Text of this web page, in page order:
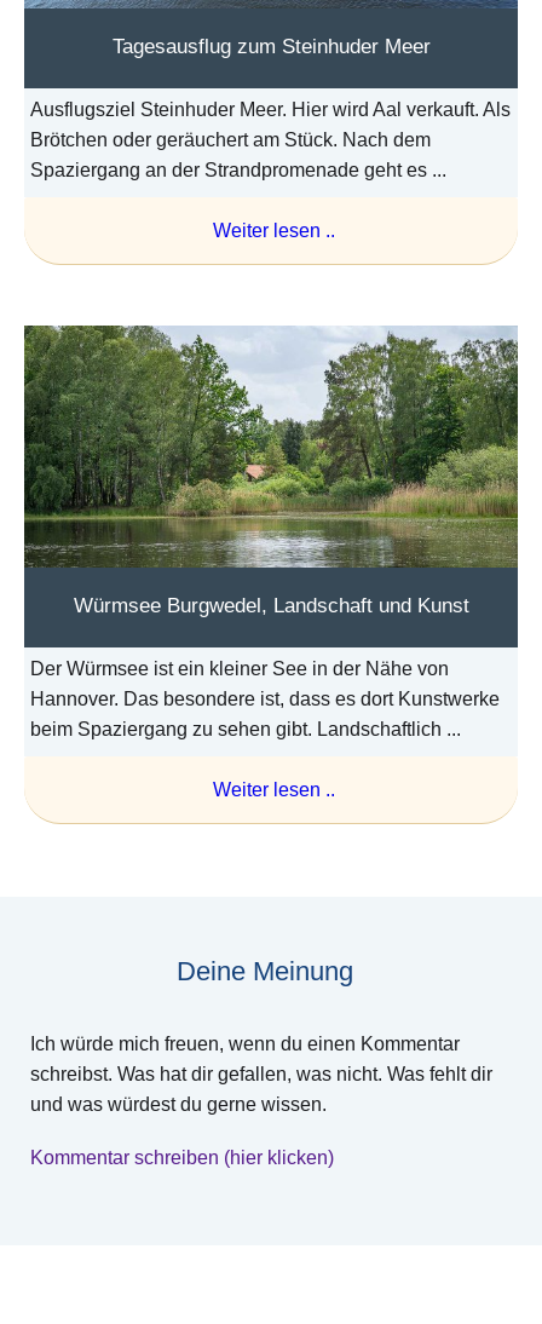
Tagesausflug zum Steinhuder Meer
Ausflugsziel Steinhuder Meer. Hier wird Aal verkauft. Als
Brötchen oder geräuchert am Stück. Nach dem
Spaziergang an der Strandpromenade geht es ...
Weiter lesen ..
Würmsee Burgwedel, Landschaft und Kunst
Der Würmsee ist ein kleiner See in der Nähe von
Hannover. Das besondere ist, dass es dort Kunstwerke
beim Spaziergang zu sehen gibt. Landschaftlich ...
Weiter lesen ..
Deine Meinung
Ich würde mich freuen, wenn du einen Kommentar
schreibst. Was hat dir gefallen, was nicht. Was fehlt dir
und was würdest du gerne wissen.
Kommentar schreiben (hier klicken)